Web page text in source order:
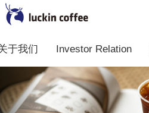
于我们 Investor Relation